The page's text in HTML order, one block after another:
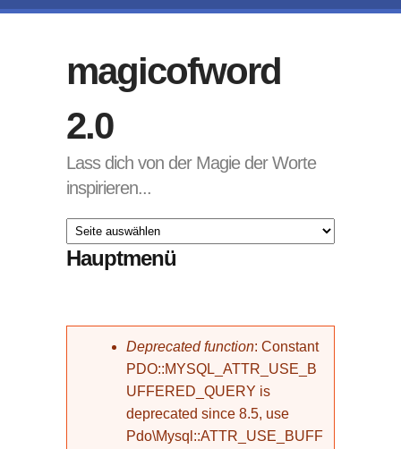
magicofword
2.0
Lass dich von der Magie der Worte
inspirieren...
Hauptmenü
Fehlermeldung
Deprecated function: Constant
PDO::MYSQL_ATTR_USE_B
UFFERED_QUERY is
deprecated since 8.5, use
Pdo\Mysql::ATTR_USE_BUFF